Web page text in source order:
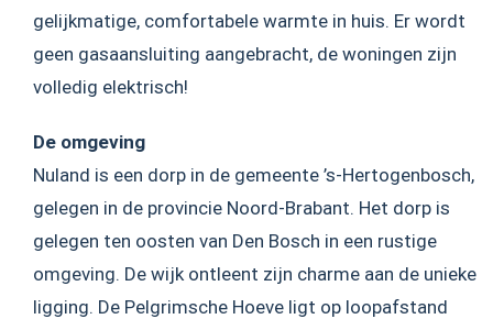
gelijkmatige, comfortabele warmte in huis. Er wordt
geen gasaansluiting aangebracht, de woningen zijn
volledig elektrisch!
De omgeving
Nuland is een dorp in de gemeente ’s-Hertogenbosch,
gelegen in de provincie Noord-Brabant. Het dorp is
gelegen ten oosten van Den Bosch in een rustige
omgeving. De wijk ontleent zijn charme aan de unieke
ligging. De Pelgrimsche Hoeve ligt op loopafstand